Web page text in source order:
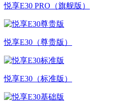
悦享E30 PRO（旗舰版）
悦享E30（尊贵版）
悦享E30（标准版）